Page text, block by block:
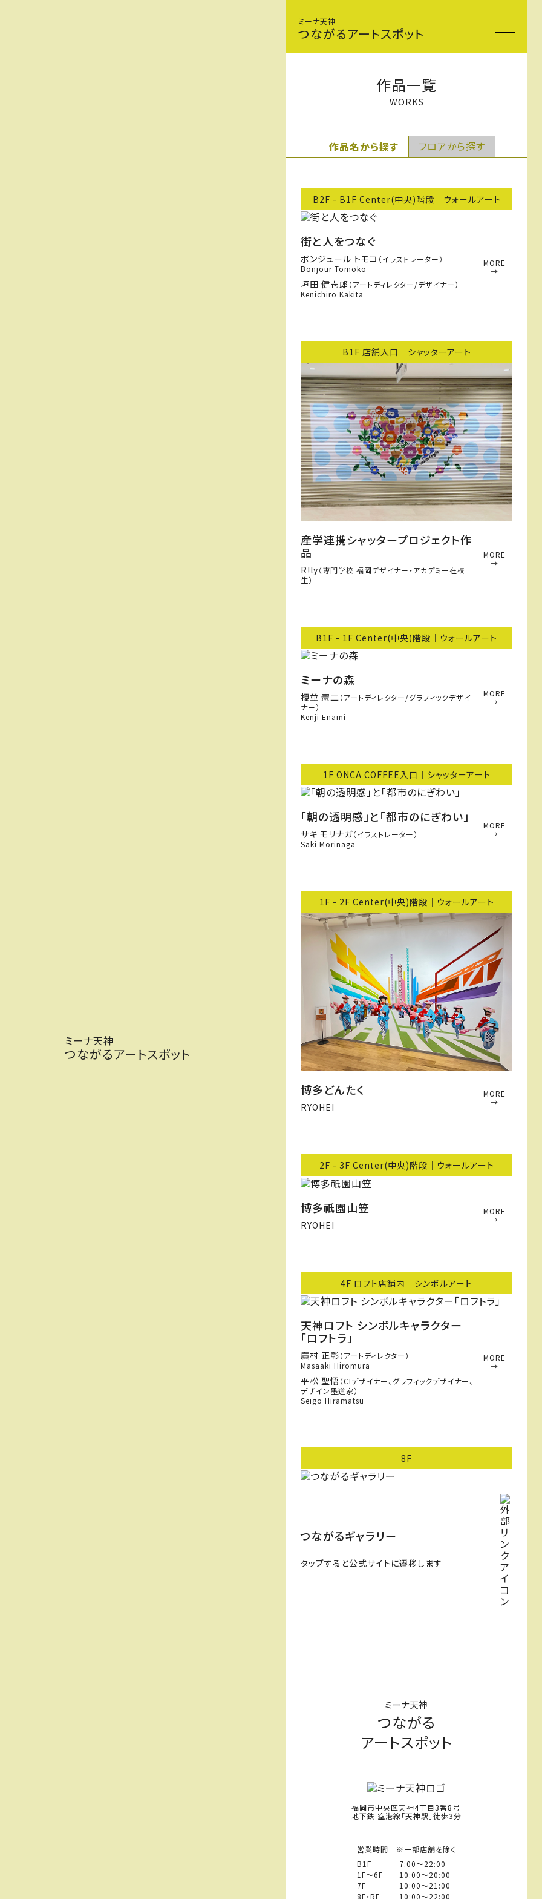
ミーナ天神
つながるアートスポット
ミーナ天神
つながるアートスポット
作品一覧
WORKS
作品名から探す フロアから探す
B2F - B1F Center(中央)階段｜ウォールアート
街と人をつなぐ
ボンジュール トモコ （イラストレーター）
Bonjour Tomoko
垣田 健壱郎 （アートディレクター/デザイナー）
Kenichiro Kakita
MORE
→
B1F 店舗入口｜シャッターアート
産学連携シャッタープロジェクト作
品
R!ly（専門学校 福岡デザイナー・アカデミー在校
生）
MORE
→
B1F - 1F Center(中央)階段｜ウォールアート
ミーナの森
榎並 憲二（アートディレクター/グラフィックデザイ
ナー）
Kenji Enami
MORE
→
1F ONCA COFFEE入口｜シャッターアート
「朝の透明感」と「都市のにぎわい」
サキ モリナガ（イラストレーター）
Saki Morinaga
MORE
→
1F - 2F Center(中央)階段｜ウォールアート
博多どんたく
RYOHEI
MORE
→
2F - 3F Center(中央)階段｜ウォールアート
博多祇園山笠
RYOHEI
MORE
→
4F ロフト店舗内｜シンボルアート
天神ロフト シンボルキャラクター
「ロフトラ」
廣村 正彰（アートディレクター）
Masaaki Hiromura
平松 聖悟 （CIデザイナー、グラフィックデザイナー、
デザイン墨道家）
Seigo Hiramatsu
MORE
→
8F
つながるギャラリー
タップすると公式サイトに遷移します
ミーナ天神
つながる
アートスポット
福岡市中央区天神4丁目3番8号
地下鉄 空港線「天神駅」徒歩3分
営業時間 ※一部店舗を除く
B1F
7:00〜22:00
1F〜6F
10:00〜20:00
7F
10:00〜21:00
8F・RF
10:00〜22:00